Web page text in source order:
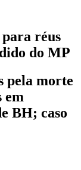
réus
do MP
pela morte
em
BH; caso